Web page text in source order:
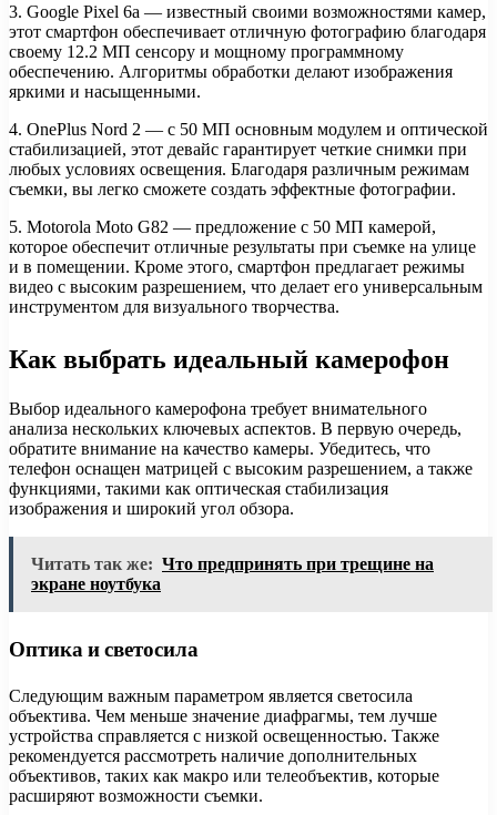
3. Google Pixel 6a — известный своими возможностями камер,
этот смартфон обеспечивает отличную фотографию благодаря
своему 12.2 МП сенсору и мощному программному
обеспечению. Алгоритмы обработки делают изображения
яркими и насыщенными.
4. OnePlus Nord 2 — с 50 МП основным модулем и оптической
стабилизацией, этот девайс гарантирует четкие снимки при
любых условиях освещения. Благодаря различным режимам
съемки, вы легко сможете создать эффектные фотографии.
5. Motorola Moto G82 — предложение с 50 МП камерой,
которое обеспечит отличные результаты при съемке на улице
и в помещении. Кроме этого, смартфон предлагает режимы
видео с высоким разрешением, что делает его универсальным
инструментом для визуального творчества.
Как выбрать идеальный камерофон
Выбор идеального камерофона требует внимательного
анализа нескольких ключевых аспектов. В первую очередь,
обратите внимание на качество камеры. Убедитесь, что
телефон оснащен матрицей с высоким разрешением, а также
функциями, такими как оптическая стабилизация
изображения и широкий угол обзора.
Читать так же: Что предпринять при трещине на
экране ноутбука
Оптика и светосила
Следующим важным параметром является светосила
объектива. Чем меньше значение диафрагмы, тем лучше
устройства справляется с низкой освещенностью. Также
рекомендуется рассмотреть наличие дополнительных
объективов, таких как макро или телеобъектив, которые
расширяют возможности съемки.